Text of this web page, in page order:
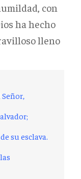
con
ha hecho
lleno
su esclava.